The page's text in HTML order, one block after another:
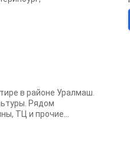
в районе Уралмаш.
Рядом
ТЦ и прочие...